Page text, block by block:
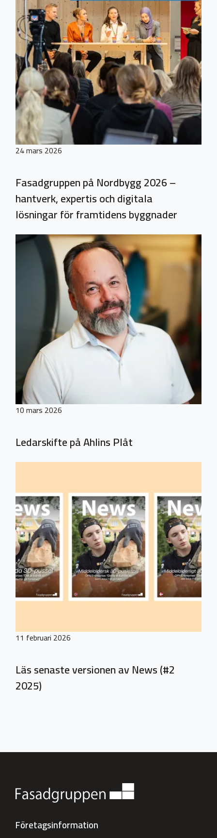
24 mars 2026
Fasadgruppen på Nordbygg 2026 –
hantverk, expertis och digitala
lösningar för framtidens byggnader
10 mars 2026
Ledarskifte på Ahlins Plåt
11 februari 2026
Läs senaste versionen av News (#2
2025)
Företagsinformation